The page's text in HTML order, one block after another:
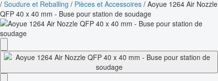
/ Soudure et Reballing / Pièces et Accessoires / Aoyue 1264 Air Nozzle
QFP 40 x 40 mm - Buse pour station de soudage